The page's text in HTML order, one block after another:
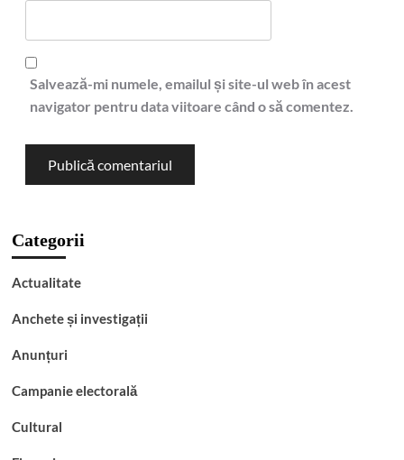
Salvează-mi numele, emailul și site-ul web în acest
navigator pentru data viitoare când o să comentez.
Categorii
Actualitate
Anchete și investigații
Anunțuri
Campanie electorală
Cultural